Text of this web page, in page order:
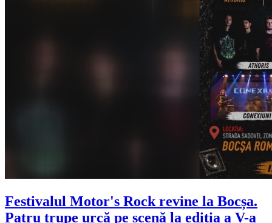
Festivalul Motor's Rock revine la Bocșa.
Patru trupe urcă pe scenă la ediția a V-a